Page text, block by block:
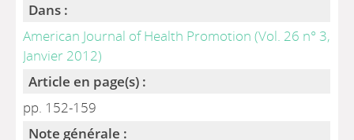
Dans :
American Journal of Health Promotion (Vol. 26 n° 3,
Janvier 2012)
Article en page(s) :
pp. 152-159
Note générale :